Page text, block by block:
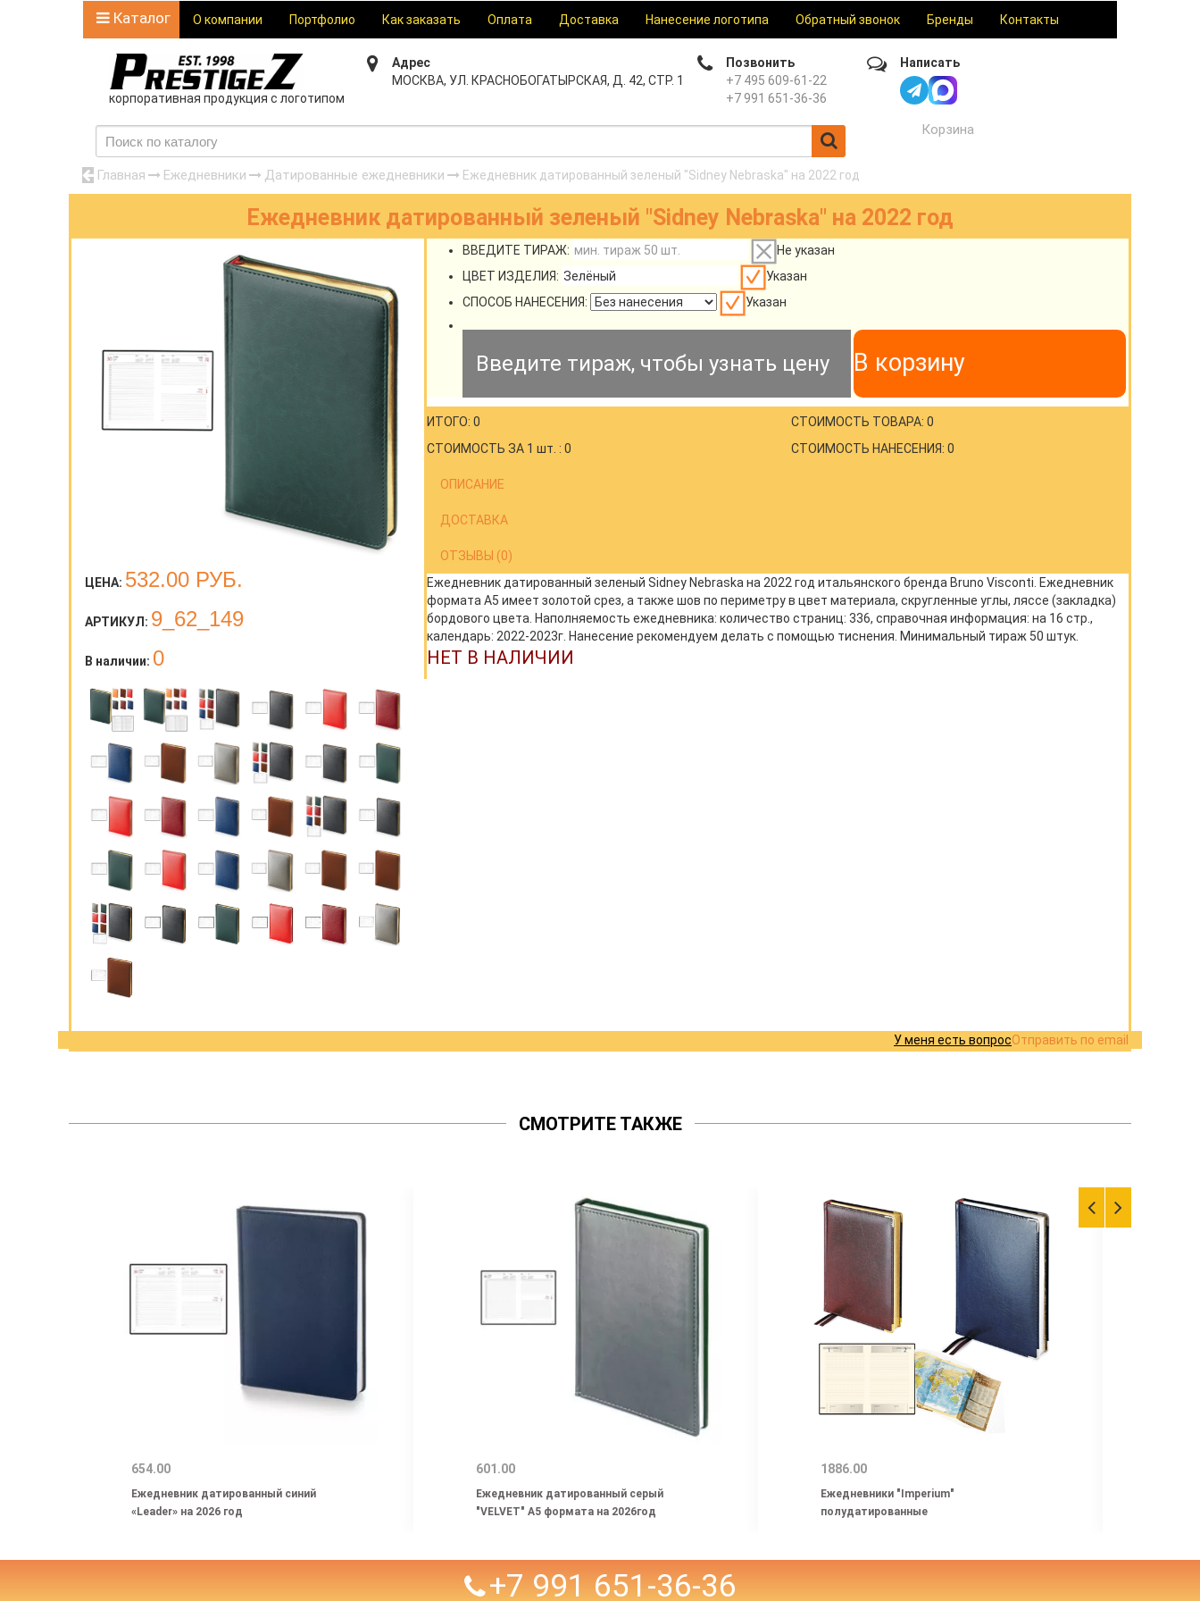
Каталог О компании Портфолио Как заказать Оплата Доставка Нанесение логотипа Обратный звонок Бренды Контакты
корпоративная продукция с логотипом
Адрес
МОСКВА, УЛ. КРАСНОБОГАТЫРСКАЯ, Д. 42, СТР. 1
Позвонить
+7 495 609-61-22
+7 991 651-36-36
Написать
Корзина
Главная Ежедневники Датированные ежедневники Ежедневник датированный зеленый "Sidney Nebraska" на 2022 год
Ежедневник датированный зеленый "Sidney Nebraska" на 2022 год
ЦЕНА: 532.00 РУБ.
АРТИКУЛ: 9_62_149
В наличии: 0
ВВЕДИТЕ ТИРАЖ:
Не указан
ЦВЕТ ИЗДЕЛИЯ:
Указан
СПОСОБ НАНЕСЕНИЯ:
Указан
Введите тираж, чтобы узнать цену В корзину
ИТОГО: 0
СТОИМОСТЬ ЗА 1 шт. : 0
СТОИМОСТЬ ТОВАРА: 0
СТОИМОСТЬ НАНЕСЕНИЯ: 0
ОПИСАНИЕ
ДОСТАВКА
ОТЗЫВЫ (0)
Ежедневник датированный зеленый Sidney Nebraska на 2022 год итальянского бренда Bruno Visconti. Ежедневник
формата А5 имеет золотой срез, а также шов по периметру в цвет материала, скругленные углы, ляссе (закладка)
бордового цвета. Наполняемость ежедневника: количество страниц: 336, справочная информация: на 16 стр.,
календарь: 2022-2023г. Нанесение рекомендуем делать с помощью тиснения. Минимальный тираж 50 штук.
НЕТ В НАЛИЧИИ
Отправить по email
У меня есть вопрос
СМОТРИТЕ ТАКЖЕ
654.00
Ежедневник датированный синий
«Leader» на 2026 год
601.00
Ежедневник датированный серый
"VELVET" А5 формата на 2026год
1886.00
Ежедневники "Imperium"
полудатированные
+7 991 651-36-36